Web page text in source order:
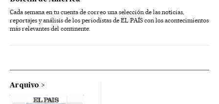
Cada semana en tu cuenta de correo una selección de las noticias,
reportajes y análisis de los periodistas de EL PAÍS con los acontecimientos
más relevantes del continente.
Arquivo